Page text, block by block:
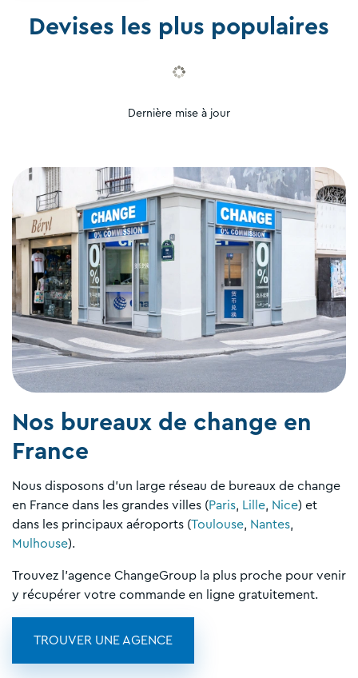
Devises les plus populaires
Dernière mise à jour
Nos bureaux de change en
France
Nous disposons d'un large réseau de bureaux de change
en France dans les grandes villes (Paris, Lille, Nice) et
dans les principaux aéroports (Toulouse, Nantes,
Mulhouse).
Trouvez l'agence ChangeGroup la plus proche pour venir
y récupérer votre commande en ligne gratuitement.
TROUVER UNE AGENCE